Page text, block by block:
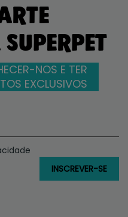
NOS E TER
EXCLUSIVOS